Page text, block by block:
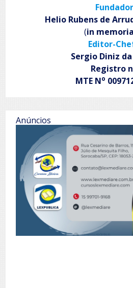
de
Sarah’
Fundador
Helio Rubens de
(in
Editor-
Sergio Diniz
Registro
MTE No
Anúncios